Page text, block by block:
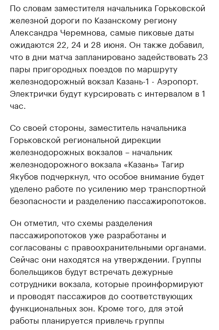
По словам заместителя начальника Горьковской
железной дороги по Казанскому региону
Александра Черемнова, самые пиковые даты
ожидаются 22, 24 и 28 июня. Он также добавил,
что в дни матча запланировано задействовать 23
пары пригородных поездов по маршруту
железнодорожный вокзал Казань-1 - Аэропорт.
Электрички будут курсировать с интервалом в 1
час.
Со своей стороны, заместитель начальника
Горьковской региональной дирекции
железнодорожных вокзалов – начальник
железнодорожного вокзала «Казань» Тагир
Якубов подчеркнул, что особое внимание будет
уделено работе по усилению мер транспортной
безопасности и разделению пассажиропотоков.
Он отметил, что схемы разделения
пассажиропотоков уже разработаны и
согласованы с правоохранительными органами.
Сейчас они находятся на утверждении. Группы
болельщиков будут встречать дежурные
сотрудники вокзала, которые проинформируют
и проводят пассажиров до соответствующих
функциональных зон. Кроме того, для этой
работы планируется привлечь группы